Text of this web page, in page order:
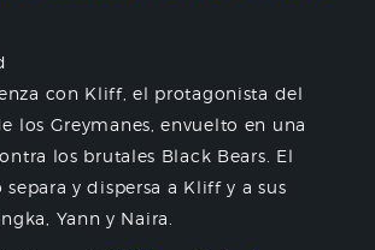
con Kliff, el protagonista del
los Greymanes, envuelto en una
los brutales Black Bears. El
y dispersa a Kliff y a sus
Yann y Naira.